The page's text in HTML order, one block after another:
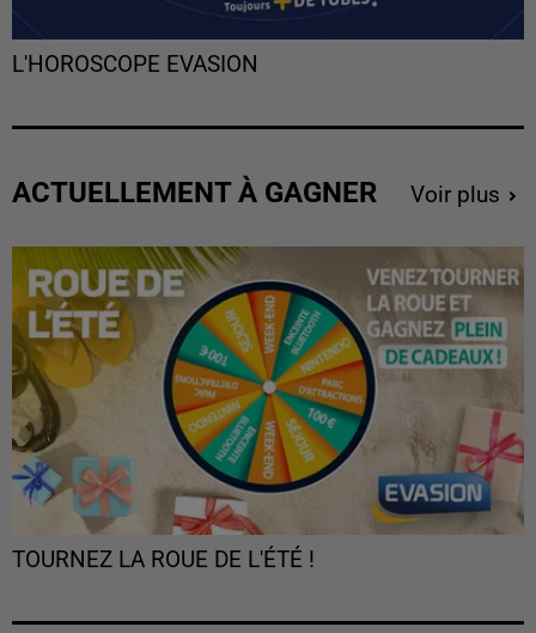
L'HOROSCOPE EVASION
ACTUELLEMENT À GAGNER Voir plus
TOURNEZ LA ROUE DE L'ÉTÉ !